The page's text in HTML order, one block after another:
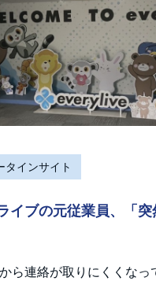
タインサイト
イブの元従業員、「
ら連絡が取りにくくなっ